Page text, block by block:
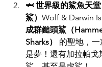
🦈 世界級的鯊魚天
鯊） Wolf & Darwin
成群鎚頭鯊（
Sharks）
的聖地，
是夢！還有加拉帕戈